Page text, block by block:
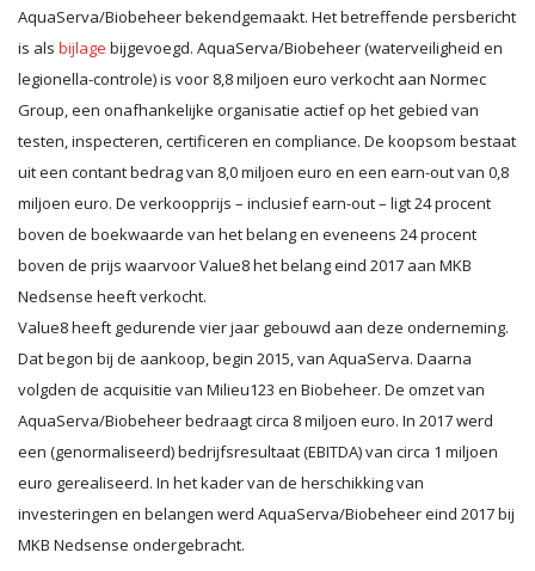
AquaServa/Biobeheer bekendgemaakt. Het betreffende persbericht
is als bijlage bijgevoegd. AquaServa/Biobeheer (waterveiligheid en
legionella-controle) is voor 8,8 miljoen euro verkocht aan Normec
Group, een onafhankelijke organisatie actief op het gebied van
testen, inspecteren, certificeren en compliance. De koopsom bestaat
uit een contant bedrag van 8,0 miljoen euro en een earn-out van 0,8
miljoen euro. De verkoopprijs – inclusief earn-out – ligt 24 procent
boven de boekwaarde van het belang en eveneens 24 procent
boven de prijs waarvoor Value8 het belang eind 2017 aan MKB
Nedsense heeft verkocht.
Value8 heeft gedurende vier jaar gebouwd aan deze onderneming.
Dat begon bij de aankoop, begin 2015, van AquaServa. Daarna
volgden de acquisitie van Milieu123 en Biobeheer. De omzet van
AquaServa/Biobeheer bedraagt circa 8 miljoen euro. In 2017 werd
een (genormaliseerd) bedrijfsresultaat (EBITDA) van circa 1 miljoen
euro gerealiseerd. In het kader van de herschikking van
investeringen en belangen werd AquaServa/Biobeheer eind 2017 bij
MKB Nedsense ondergebracht.